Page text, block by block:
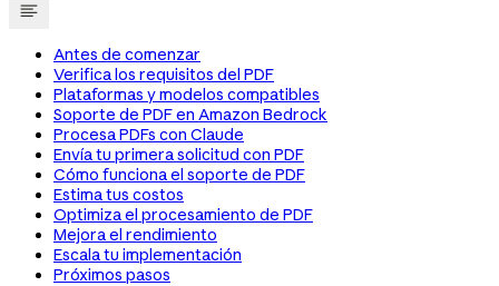
Antes de comenzar
Verifica los requisitos del PDF
Plataformas y modelos compatibles
Soporte de PDF en Amazon Bedrock
Procesa PDFs con Claude
Envía tu primera solicitud con PDF
Cómo funciona el soporte de PDF
Estima tus costos
Optimiza el procesamiento de PDF
Mejora el rendimiento
Escala tu implementación
Próximos pasos